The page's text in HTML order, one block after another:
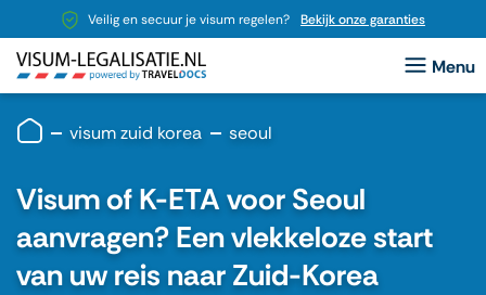
Veilig en secuur je visum regelen? Bekijk onze garanties
visum zuid korea seoul
Visum of K-ETA voor Seoul
aanvragen? Een vlekkeloze start
van uw reis naar Zuid-Korea